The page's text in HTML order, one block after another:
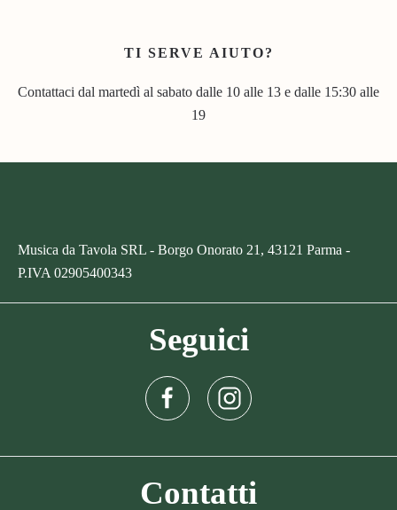
TI SERVE AIUTO?
Contattaci dal martedì al sabato dalle 10 alle 13 e dalle 15:30 alle
19
Musica da Tavola SRL - Borgo Onorato 21, 43121 Parma -
P.IVA 02905400343
Seguici
Contatti